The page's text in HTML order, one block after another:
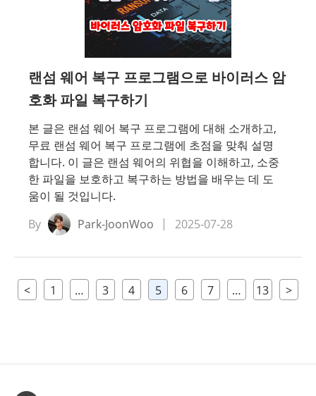
랜섬 웨어 복구 프로그램으로 바이러스 암
호화 파일 복구하기
본 글은 랜섬 웨어 복구 프로그램에 대해 소개하고,
무료 랜섬 웨어 복구 프로그램에 초점을 맞춰 설명
합니다. 이 글은 랜섬 웨어의 위협을 이해하고, 소중
한 파일을 보호하고 복구하는 방법을 배우는 데 도
움이 될 것입니다.
By
Park-JoonWoo 2025-07-28
< 1 … 3 4 5 6 7 … 13 >